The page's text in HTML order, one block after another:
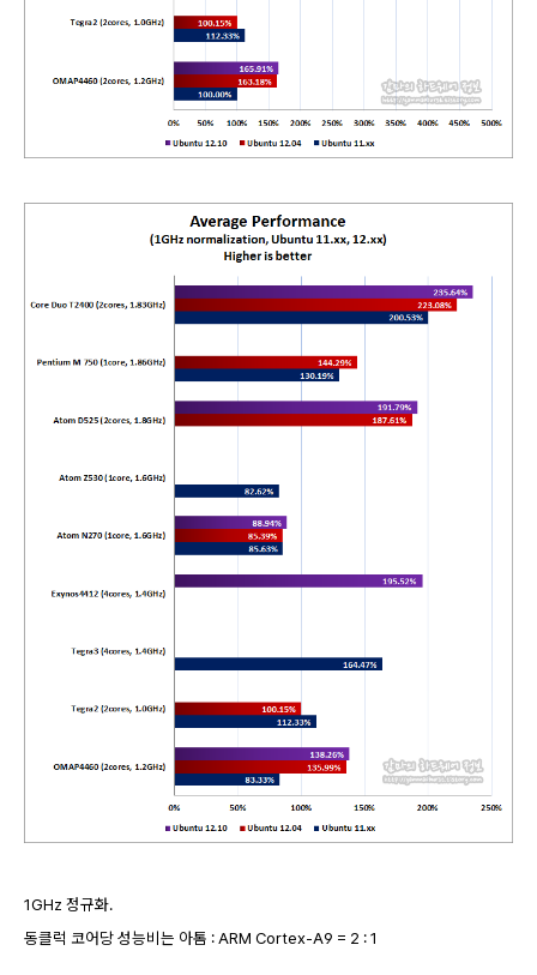
1GHz 정규화.
동클럭 코어당 성능비는 아톰 : ARM Cortex-A9 = 2 : 1